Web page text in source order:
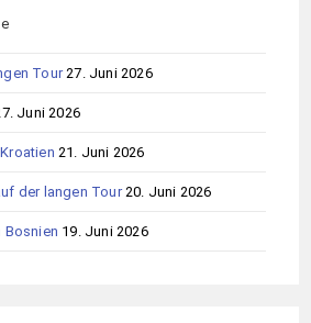
Tour 27. Juni 2026
Juni 2026
21. Juni 2026
der langen Tour 20. Juni 2026
Bosnien 19. Juni 2026